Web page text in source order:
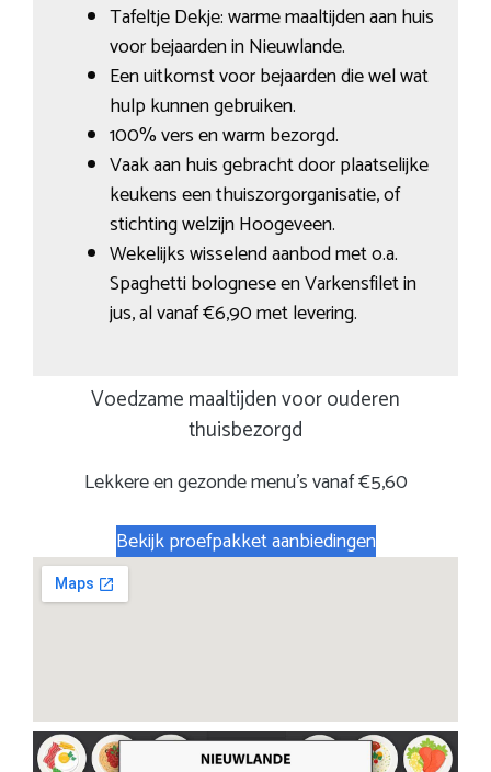
Tafeltje Dekje: warme maaltijden aan huis
voor bejaarden in Nieuwlande.
Een uitkomst voor bejaarden die wel wat
hulp kunnen gebruiken.
100% vers en warm bezorgd.
Vaak aan huis gebracht door plaatselijke
keukens een thuiszorgorganisatie, of
stichting welzijn Hoogeveen.
Wekelijks wisselend aanbod met o.a.
Spaghetti bolognese en Varkensfilet in
jus, al vanaf €6,90 met levering.
Voedzame maaltijden voor ouderen
thuisbezorgd
Lekkere en gezonde menu’s vanaf €5,60
Bekijk proefpakket aanbiedingen